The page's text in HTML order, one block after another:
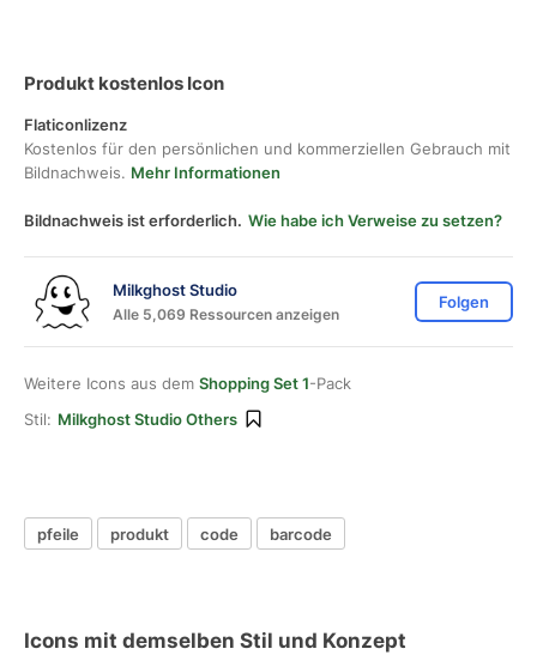
Produkt kostenlos Icon
Flaticonlizenz
Kostenlos für den persönlichen und kommerziellen Gebrauch mit
Bildnachweis. Mehr Informationen
Bildnachweis ist erforderlich. Wie habe ich Verweise zu setzen?
Milkghost Studio
Alle 5,069 Ressourcen anzeigen
Folgen
Weitere Icons aus dem Shopping Set 1-Pack
Stil: Milkghost Studio Others
pfeile produkt code barcode
Icons mit demselben Stil und Konzept